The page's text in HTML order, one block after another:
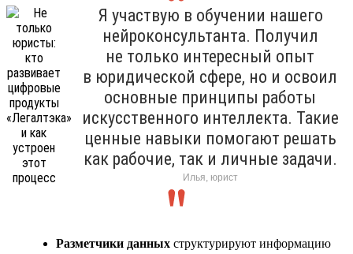
Я участвую в обучении нашего
нейроконсультанта. Получил
не только интересный опыт
в юридической сфере, но и освоил
основные принципы работы
искусственного интеллекта. Такие
ценные навыки помогают решать
как рабочие, так и личные задачи.
Илья, юрист
Разметчики данных структурируют информацию